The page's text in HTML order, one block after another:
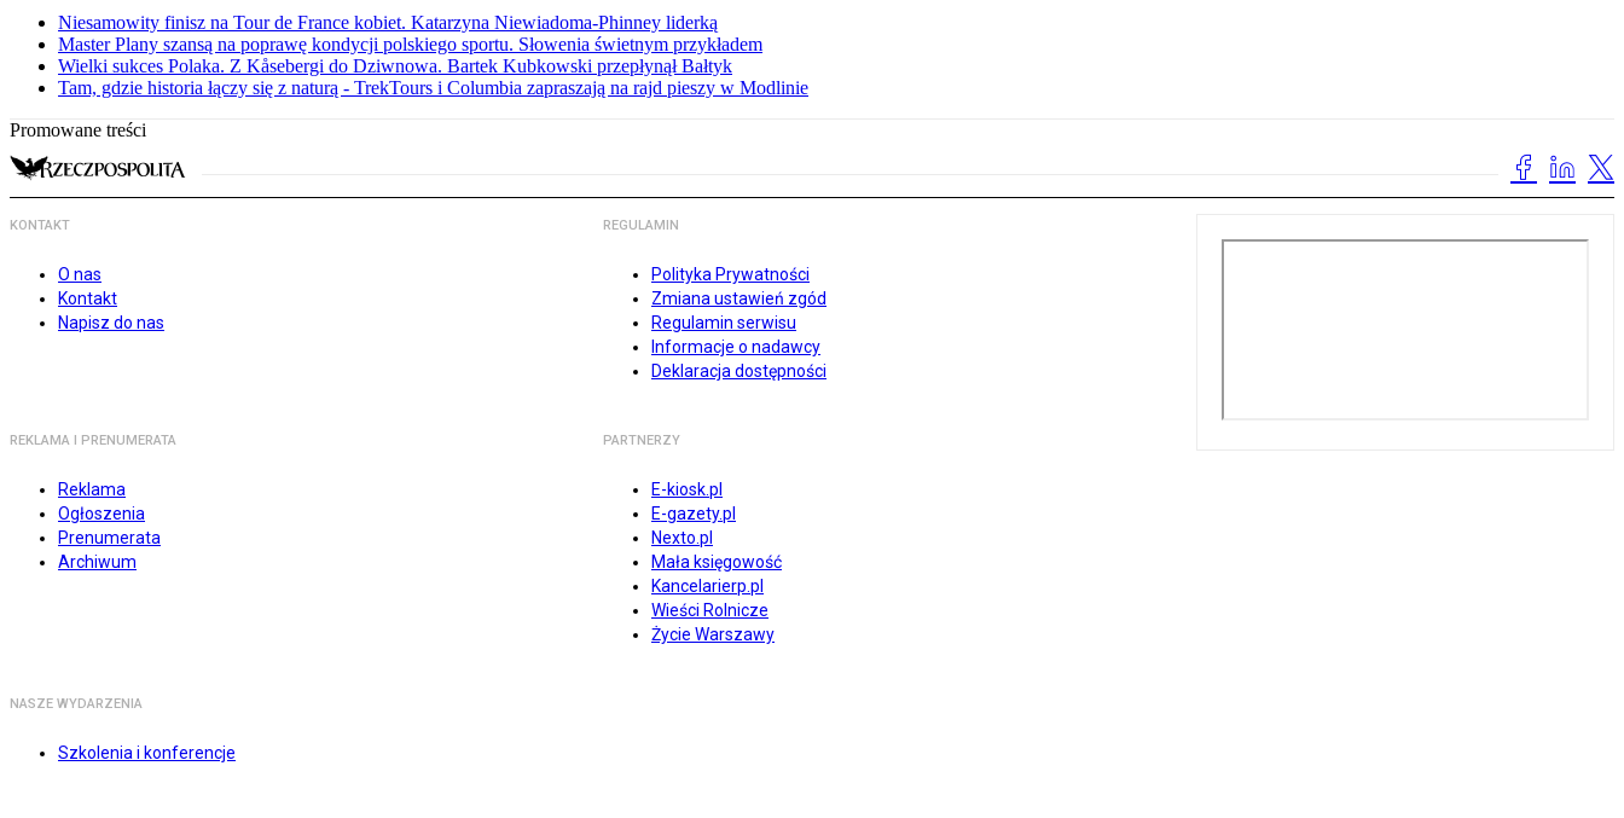
Niesamowity finisz na Tour de France kobiet. Katarzyna Niewiadoma-Phinney liderką
Master Plany szansą na poprawę kondycji polskiego sportu. Słowenia świetnym przykładem
Wielki sukces Polaka. Z Kåsebergi do Dziwnowa. Bartek Kubkowski przepłynął Bałtyk
Tam, gdzie historia łączy się z naturą - TrekTours i Columbia zapraszają na rajd pieszy w Modlinie
Promowane treści
KONTAKT
O nas
Kontakt
Napisz do nas
REGULAMIN
Polityka Prywatności
Zmiana ustawień zgód
Regulamin serwisu
Informacje o nadawcy
Deklaracja dostępności
REKLAMA I PRENUMERATA
Reklama
Ogłoszenia
Prenumerata
Archiwum
PARTNERZY
E-kiosk.pl
E-gazety.pl
Nexto.pl
Mała księgowość
Kancelarierp.pl
Wieści Rolnicze
Życie Warszawy
NASZE WYDARZENIA
Szkolenia i konferencje